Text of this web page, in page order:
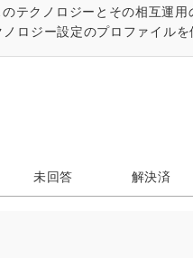
クノロジーとその相互運
ロジー設定のプロファイルを
未回答 解決済